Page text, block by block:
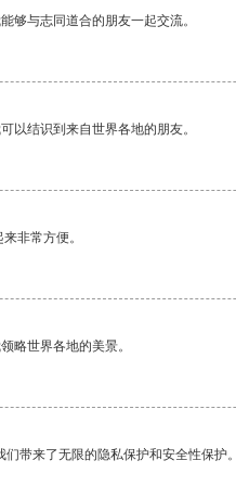
够与志同道合的朋友一起交流。
以结识到来自世界各地的朋友。
非常方便。
略世界各地的美景。
带来了无限的隐私保护和安全性保护